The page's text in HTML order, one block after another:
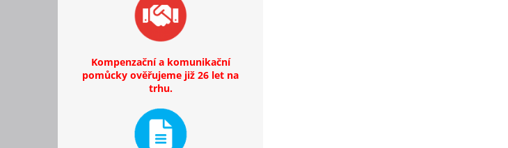
Kompenzační a komunikační
pomůcky ověřujeme již 26 let na
trhu.